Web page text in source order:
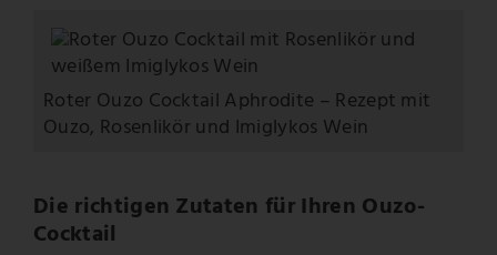
Roter Ouzo Cocktail Aphrodite – Rezept mit
Ouzo, Rosenlikör und Imiglykos Wein
Die richtigen Zutaten für Ihren Ouzo-
Cocktail